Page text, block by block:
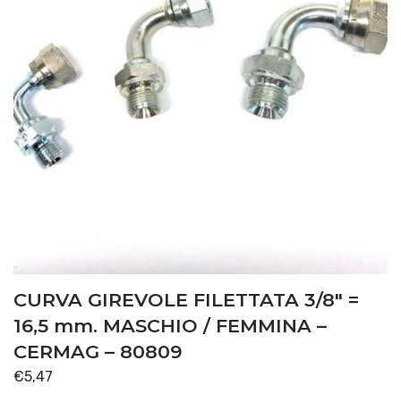
CURVA GIREVOLE FILETTATA 3/8″ =
16,5 mm. MASCHIO / FEMMINA –
CERMAG – 80809
€5,47